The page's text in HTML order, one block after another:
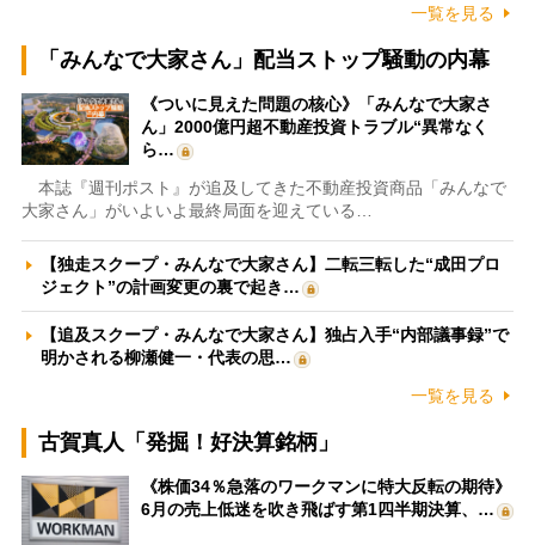
一覧を見る
「みんなで大家さん」配当ストップ騒動の内幕
《ついに見えた問題の核心》「みんなで大家さ
ん」2000億円超不動産投資トラブル“異常なく
ら…
本誌『週刊ポスト』が追及してきた不動産投資商品「みんなで
大家さん」がいよいよ最終局面を迎えている…
【独走スクープ・みんなで大家さん】二転三転した“成田プロ
ジェクト”の計画変更の裏で起き…
【追及スクープ・みんなで大家さん】独占入手“内部議事録”で
明かされる柳瀬健一・代表の思…
一覧を見る
古賀真人「発掘！好決算銘柄」
《株価34％急落のワークマンに特大反転の期待》
6月の売上低迷を吹き飛ばす第1四半期決算、…